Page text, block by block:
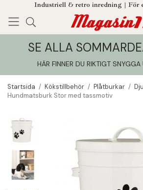
Industriell & retro inredning | För
Enjoy! Tillagt i din varukorg
SE ALLA
HÄR FINNER DU RIKTIGT SNYGGA
Startsida / Kökstillbehör / Plåtburkar /
Hundmatsburk Stor med tassmotiv